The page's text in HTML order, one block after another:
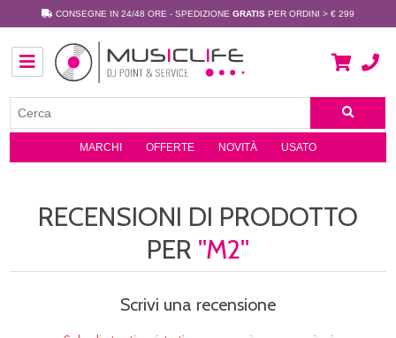
CONSEGNE IN 24/48 ORE - SPEDIZIONE GRATIS PER ORDINI > € 299
MARCHI OFFERTE NOVITÀ USATO
RECENSIONI DI PRODOTTO
PER M2
Scrivi una recensione